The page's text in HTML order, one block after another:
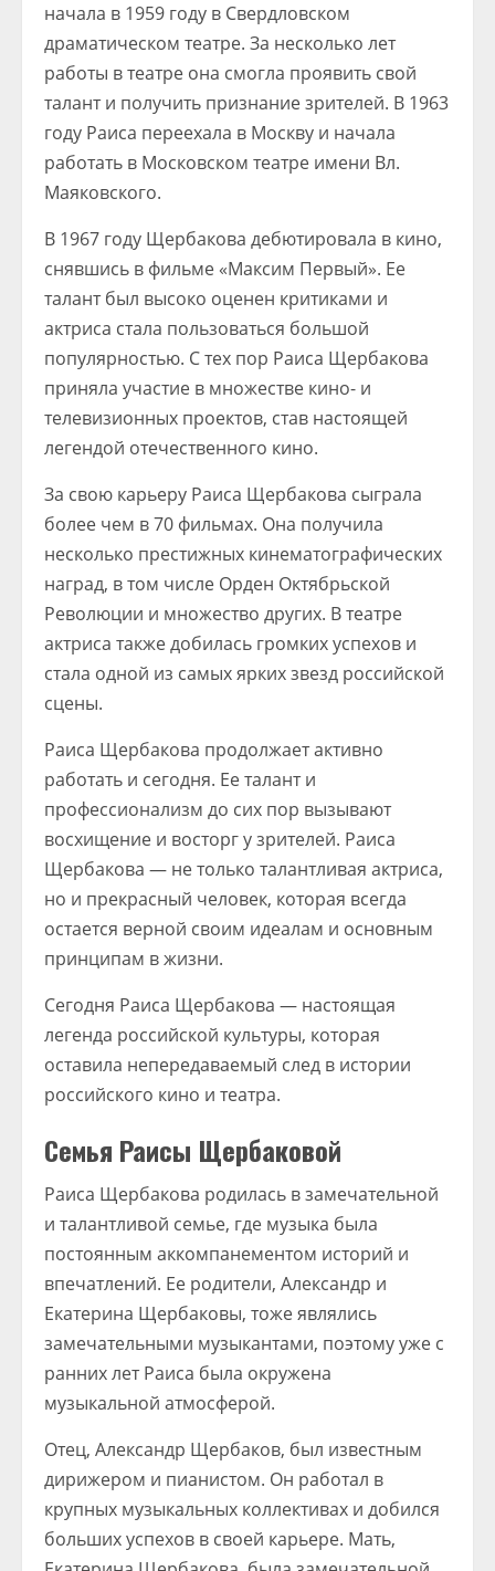
начала в 1959 году в Свердловском
драматическом театре. За несколько лет
работы в театре она смогла проявить свой
талант и получить признание зрителей. В 1963
году Раиса переехала в Москву и начала
работать в Московском театре имени Вл.
Маяковского.
В 1967 году Щербакова дебютировала в кино,
снявшись в фильме «Максим Первый». Ее
талант был высоко оценен критиками и
актриса стала пользоваться большой
популярностью. С тех пор Раиса Щербакова
приняла участие в множестве кино- и
телевизионных проектов, став настоящей
легендой отечественного кино.
За свою карьеру Раиса Щербакова сыграла
более чем в 70 фильмах. Она получила
несколько престижных кинематографических
наград, в том числе Орден Октябрьской
Революции и множество других. В театре
актриса также добилась громких успехов и
стала одной из самых ярких звезд российской
сцены.
Раиса Щербакова продолжает активно
работать и сегодня. Ее талант и
профессионализм до сих пор вызывают
восхищение и восторг у зрителей. Раиса
Щербакова — не только талантливая актриса,
но и прекрасный человек, которая всегда
остается верной своим идеалам и основным
принципам в жизни.
Сегодня Раиса Щербакова — настоящая
легенда российской культуры, которая
оставила непередаваемый след в истории
российского кино и театра.
Семья Раисы Щербаковой
Раиса Щербакова родилась в замечательной
и талантливой семье, где музыка была
постоянным аккомпанементом историй и
впечатлений. Ее родители, Александр и
Екатерина Щербаковы, тоже являлись
замечательными музыкантами, поэтому уже с
ранних лет Раиса была окружена
музыкальной атмосферой.
Отец, Александр Щербаков, был известным
дирижером и пианистом. Он работал в
крупных музыкальных коллективах и добился
больших успехов в своей карьере. Мать,